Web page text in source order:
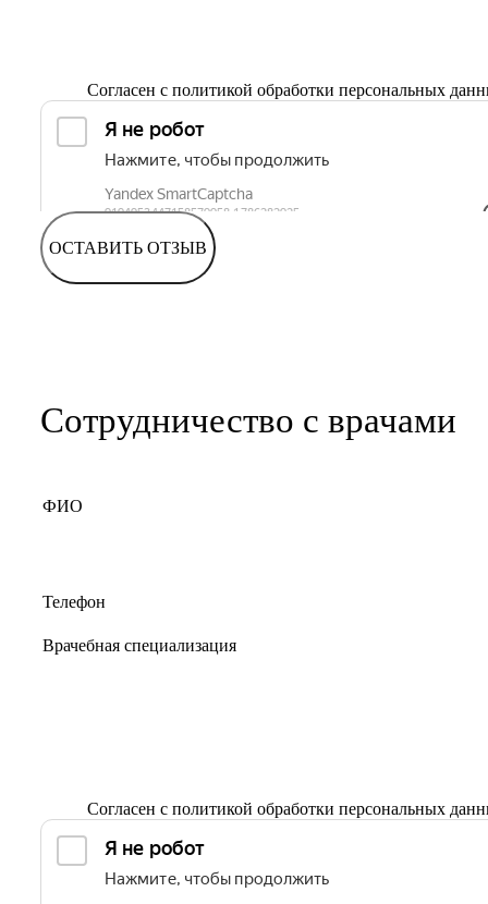
Согласен с политикой обработки персональных
ОСТАВИТЬ ОТЗЫВ
Сотрудничество с врачами
Согласен с политикой обработки персональных